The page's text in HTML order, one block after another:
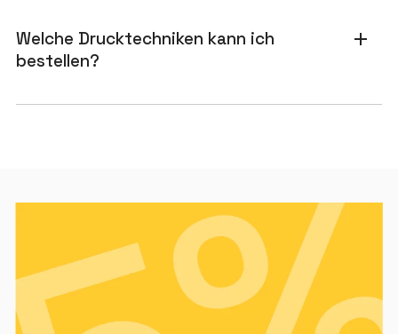
Welche Drucktechniken kann ich
bestellen?
add